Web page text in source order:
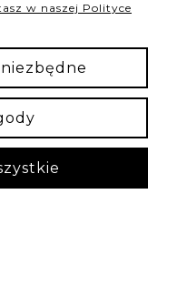
Premium
w naszej Polityce